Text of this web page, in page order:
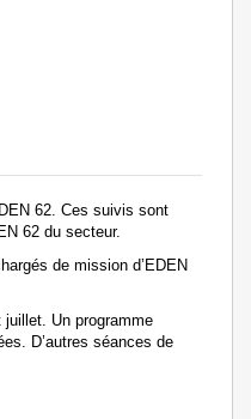
62. Ces suivis sont
62 du secteur.
de mission d’EDEN
Un programme
D’autres séances de